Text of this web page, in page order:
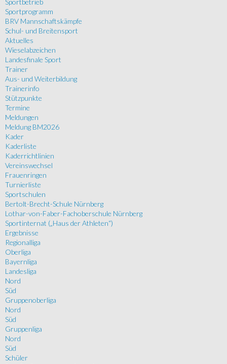
Sportbetrieb
Sportprogramm
BRV Mannschaftskämpfe
Schul- und Breitensport
Aktuelles
Wieselabzeichen
Landesfinale Sport
Trainer
Aus- und Weiterbildung
Trainerinfo
Stützpunkte
Termine
Meldungen
Meldung BM2026
Kader
Kaderliste
Kaderrichtlinien
Vereinswechsel
Frauenringen
Turnierliste
Sportschulen
Bertolt-Brecht-Schule Nürnberg
Lothar-von-Faber-Fachoberschule Nürnberg
Sportinternat („Haus der Athleten“)
Ergebnisse
Regionalliga
Oberliga
Bayernliga
Landesliga
Nord
Süd
Gruppenoberliga
Nord
Süd
Gruppenliga
Nord
Süd
Schüler